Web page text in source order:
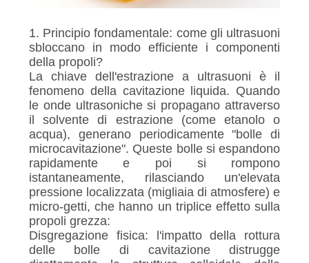
1. Principio fondamentale: come gli ultrasuoni
sbloccano in modo efficiente i componenti
della propoli?
La chiave dell'estrazione a ultrasuoni è il
fenomeno della cavitazione liquida. Quando
le onde ultrasoniche si propagano attraverso
il solvente di estrazione (come etanolo o
acqua), generano periodicamente "bolle di
microcavitazione". Queste bolle si espandono
rapidamente e poi si rompono
istantaneamente, rilasciando un'elevata
pressione localizzata (migliaia di atmosfere) e
micro-getti, che hanno un triplice effetto sulla
propoli grezza:
Disgregazione fisica: l'impatto della rottura
delle bolle di cavitazione distrugge